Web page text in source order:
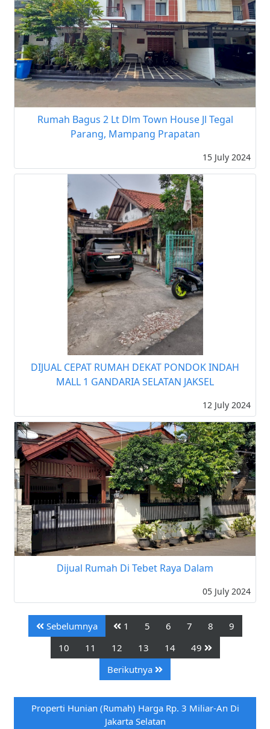
Rumah Bagus 2 Lt Dlm Town House Jl Tegal
Parang, Mampang Prapatan
15 July 2024
DIJUAL CEPAT RUMAH DEKAT PONDOK INDAH
MALL 1 GANDARIA SELATAN JAKSEL
12 July 2024
Dijual Rumah Di Tebet Raya Dalam
05 July 2024
Sebelumnya 1 5 6 7 8
9
10
11 12 13 14
49
Berikutnya
Properti Hunian (rumah) Harga Rp. 3 Miliar-An Di
Jakarta Selatan